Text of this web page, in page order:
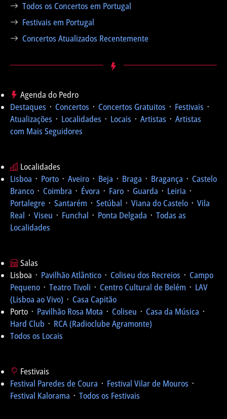
Todos os Concertos em Portugal
Festivais em Portugal
Concertos Atualizados Recentemente
Agenda do Pedro
Destaques ᛫ Concertos ᛫ Concertos Gratuitos ᛫ Festivais ᛫
Atualizações ᛫ Localidades ᛫ Locais ᛫ Artistas ᛫ Artistas
com Mais Seguidores
Localidades
Lisboa ᛫ Porto ᛫ Aveiro ᛫ Beja ᛫ Braga ᛫ Bragança ᛫ Castelo
Branco ᛫ Coimbra ᛫ Évora ᛫ Faro ᛫ Guarda ᛫ Leiria ᛫
Portalegre ᛫ Santarém ᛫ Setúbal ᛫ Viana do Castelo ᛫ Vila
Real ᛫ Viseu ᛫ Funchal ᛫ Ponta Delgada ᛫ Todas as
Localidades
Salas
Lisboa ᛫ Pavilhão Atlântico ᛫ Coliseu dos Recreios ᛫ Campo
Pequeno ᛫ Teatro Tivoli ᛫ Centro Cultural de Belém ᛫ LAV
(Lisboa ao Vivo) ᛫ Casa Capitão
Porto ᛫ Pavilhão Rosa Mota ᛫ Coliseu ᛫ Casa da Música ᛫
Hard Club ᛫ RCA (Radioclube Agramonte)
Todos os Locais
Festivais
Festival Paredes de Coura ᛫ Festival Vilar de Mouros ᛫
Festival Kalorama ᛫ Todos os Festivais